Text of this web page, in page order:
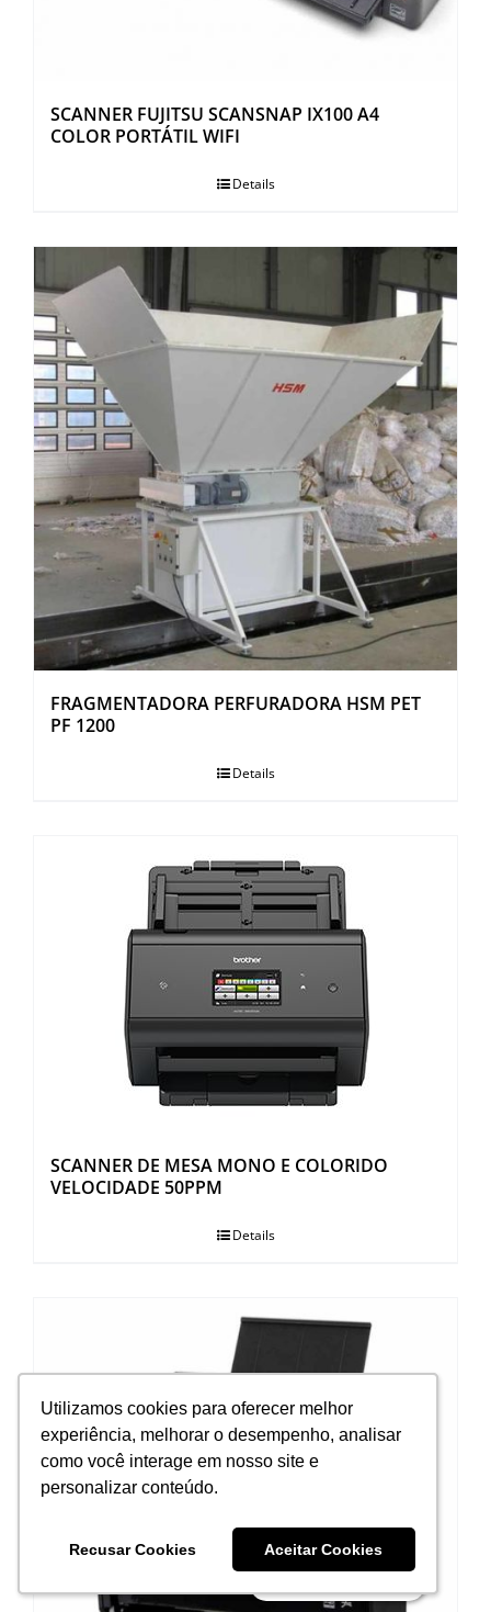
Utilizamos cookies para oferecer melhor
experiência, melhorar o desempenho, analisar
como você interage em nosso site e
personalizar conteúdo.
Recusar Cookies Aceitar Cookies
Utilizamos cookies para oferecer melhor
experiência, melhorar o desempenho, analisar
como você interage em nosso site e
personalizar conteúdo.
Recusar Cookies Aceitar Cookies
SCANNER FUJITSU SCANSNAP IX100 A4
COLOR PORTÁTIL WIFI
Details
FRAGMENTADORA PERFURADORA HSM PET
PF 1200
Details
SCANNER DE MESA MONO E COLORIDO
VELOCIDADE 50PPM
Details